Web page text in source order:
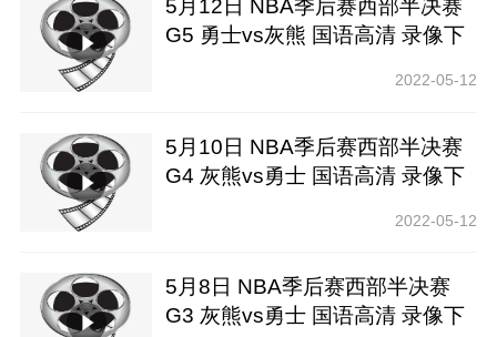
5月12日 NBA季后赛西部半决赛
G5 勇士vs灰熊 国语高清 录像下
2022-05-12
5月10日 NBA季后赛西部半决赛
G4 灰熊vs勇士 国语高清 录像下
2022-05-12
5月8日 NBA季后赛西部半决赛
G3 灰熊vs勇士 国语高清 录像下